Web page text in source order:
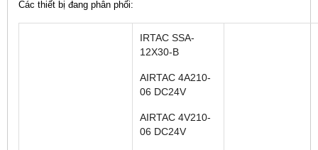
Các thiết bị đang phân phối:
IRTAC SSA-
12X30-B
AIRTAC 4A210-
06 DC24V
AIRTAC 4V210-
06 DC24V